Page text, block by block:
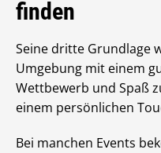
finden
Seine dritte Grundlage
Umgebung mit einem
Wettbewerb und Spaß
einem persönlichen
Bei manchen Events